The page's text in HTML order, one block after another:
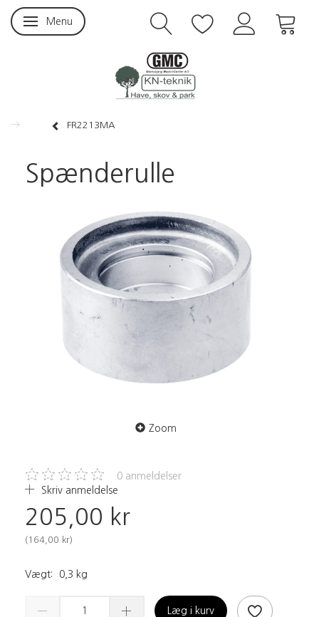
Skifte navigation
Menu
FR2213MA
Spænderulle
Zoom
0 anmeldelser
Skriv anmeldelse
205,00 kr
( 164,00 kr)
Vægt: 0,3 kg
Læg i kurv